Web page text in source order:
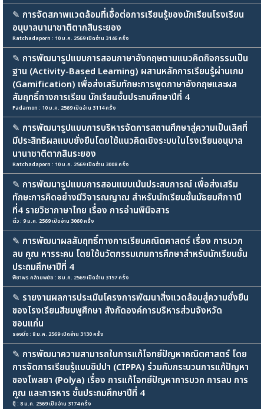
✎ การจัดสภาพแวดล้อมที่เอื้อต่อการเรียนรู้ของนักเรียนโรงเรียน
อนุบาลนานาชาติตากสินระยอง
Ratchadaporn : 10 ม.ค. 2569 เปิดอ่าน 3146 ครั้ง
✎ การพัฒนารูปแบบการสอนภาษาอังกฤษตามแนวคิดกิจกรรมเป็น
ฐาน (Activity-Based Learning) ผสานหลักการเรียนรู้ผ่านเกม
(Gamification) เพื่อส่งเสริมทักษะการพูดภาษาอังกฤษและผล
สัมฤทธิ์ทางการเรียน นักเรียนชั้นประถมศึกษาปีที่ 4
Fadamon : 10 ม.ค. 2569 เปิดอ่าน 3114 ครั้ง
✎ การพัฒนารูปแบบการบริหารจัดการสถานศึกษาสู่ความเป็นเลิศที่
มีประสิทธิผลแบบยั่งยืนโดยใช้แนวคิดเชิงระบบในโรงเรียนอนุบาล
นานาชาติตากสินระยอง
Ratchadaporn : 10 ม.ค. 2569 เปิดอ่าน 3008 ครั้ง
✎ การพัฒนารูปแบบการสอนแบบเน้นประสบการณ์ เพื่อส่งเสริม
ทักษะการคิดอย่างมีวิจารณญาณ สำหรับนักเรียนชั้นมัธยมศึกาาปี
ที่4 รายวิชาภาษาไทย เรื่อง การอ่านพินิจสาร
ติ๋ว : 9 ม.ค. 2569 เปิดอ่าน 3060 ครั้ง
✎ การพัฒนาผลสัมฤทธิ์ทางการเรียนคณิตศาสตร์ เรื่อง การบวก
ลบ คูณ หารระคน โดยใช้นวัตกรรมเกมการศึกษาสำหรับนักเรียนชั้น
ประถมศึกษาปีที่ 4
พิชาพร คล้ายพยัฆ : 8 ม.ค. 2569 เปิดอ่าน 3157 ครั้ง
✎ รายงานผลการประเมินโครงการพัฒนาสิ่งแวดล้อมสู่ความยั่งยืน
ของโรงเรียนสีชมพูศึกษา สังกัดองค์การบริหารส่วนจังหวัด
ขอนแก่น
รองมิ่ง : 8 ม.ค. 2569 เปิดอ่าน 3130 ครั้ง
✎ การพัฒนาความสามารถในการแก้โจทย์ปัญหาคณิตศาสตร์ โดย
การจัดการเรียนรู้แบบซิปปา (CIPPA) ร่วมกับกระบวนการแก้ปัญหา
ของโพลยา (Polya) เรื่อง การแก้โจทย์ปัญหาการบวก การลบ การ
คูณ และการหาร ชั้นประถมศึกษาปีที่ 4
ปุ๊ : 8 ม.ค. 2569 เปิดอ่าน 3174 ครั้ง